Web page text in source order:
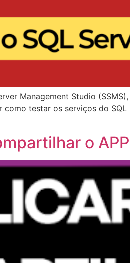
Management Studio
testar os serviços do
o APP